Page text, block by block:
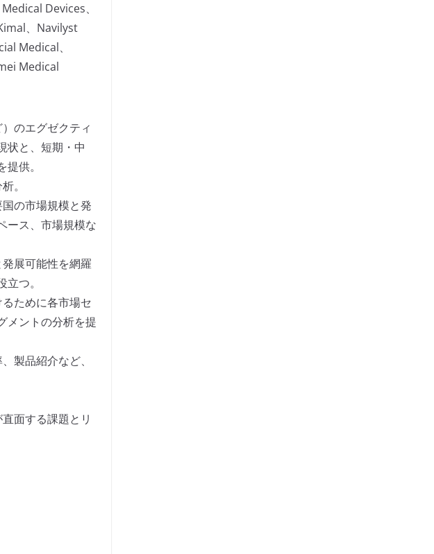
Devices、
、Navilyst
Medical、
Medical
のエグゼクティ
状と、短期・中
供。
。
の市場規模と発
ース、市場規模な
展可能性を網羅
つ。
ために各市場セ
メントの分析を提
製品紹介など、
面する課題とリ